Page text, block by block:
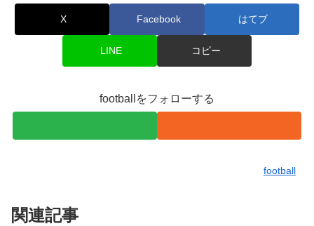
X Facebook はてブ
LINE コピー
footballをフォローする
football
関連記事